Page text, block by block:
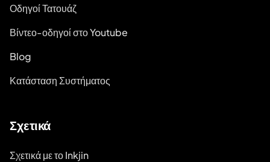
Οδηγοί Τατουάζ
Βίντεο-οδηγοί στο Youtube
Blog
Κατάσταση Συστήματος
Σχετικά
Σχετικά με το Inkjin